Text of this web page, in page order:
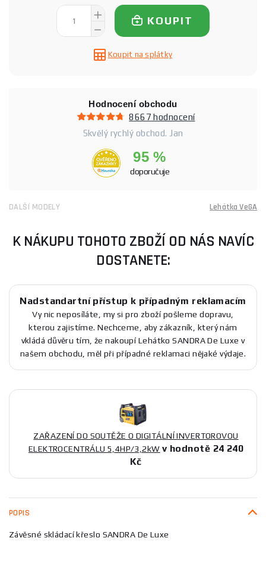
KOUPIT
Koupit na splátky
Hodnocení obchodu
8667 hodnocení
Skvělý rychlý obchod. Jan
95 %
doporučuje
DALŠÍ MODELY Lehátka VeGA
K NÁKUPU TOHOTO ZBOŽÍ OD NÁS NAVÍC
DOSTANETE:
Nadstandartní přístup k případným reklamacím
Vy nic neposíláte, my si pro zboží pošleme dopravu,
kterou zajistíme. Nechceme, aby zákazník, který nám
vkládá důvěru tím, že nakoupí Lehátko SANDRA De Luxe v
našem obchodu, měl při případné reklamaci nějaké výdaje.
ZAŘAZENÍ DO SOUTĚŽE O DIGITÁLNÍ INVERTOROVOU
ELEKTROCENTRÁLU 5,4HP/3,2kW v hodnotě 24 240
Kč
POPIS
Závěsné skládací křeslo SANDRA De Luxe